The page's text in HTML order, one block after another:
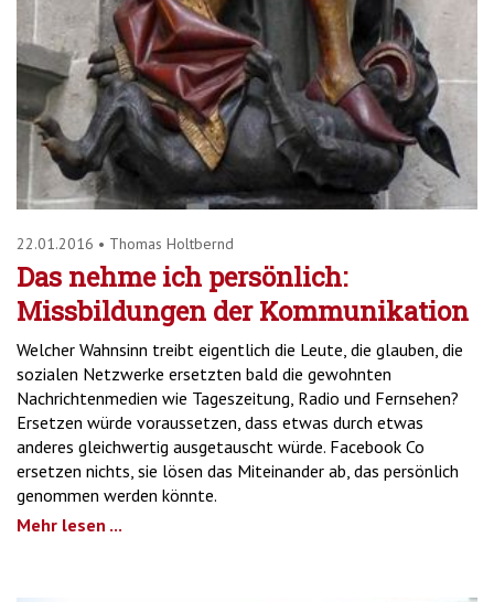
(Accesskey
'2')
22.01.2016 • Thomas Holtbernd
Das nehme ich persönlich:
Missbildungen der Kommunikation
Welcher Wahnsinn treibt eigentlich die Leute, die glauben, die
sozialen Netzwerke ersetzten bald die gewohnten
Nachrichtenmedien wie Tageszeitung, Radio und Fernsehen?
Ersetzen würde voraussetzen, dass etwas durch etwas
anderes gleichwertig ausgetauscht würde. Facebook Co
ersetzen nichts, sie lösen das Miteinander ab, das persönlich
genommen werden könnte.
Mehr lesen ...